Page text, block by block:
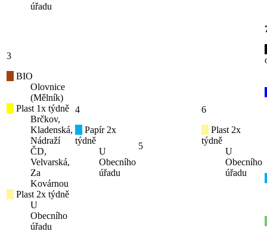
úřadu
3
BIO
Olovnice
(Mělník)
Plast 1x týdně
Brčkov,
Kladenská,
Nádraží
ČD,
Velvarská,
Za
Kovárnou
Plast 2x týdně
U
Obecního
úřadu
4
Papír 2x
týdně
U
Obecního
úřadu
5
6
Plast 2x
týdně
U
Obecního
úřadu